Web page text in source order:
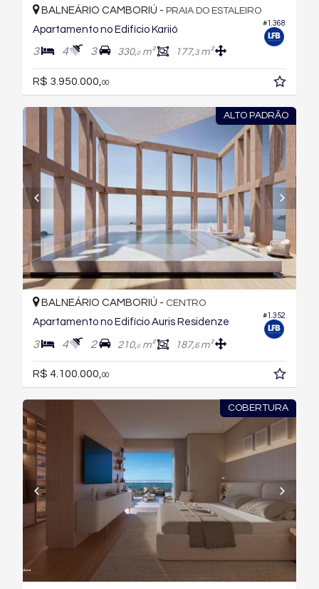
#1.368
BALNEÁRIO CAMBORIÚ - PRAIA DO ESTALEIRO
Apartamento no Edifício Kariió
3 4 3 330,0m² 177,3m²
R$ 3.950.000, 00
ALTO PADRÃO
#1.352
BALNEÁRIO CAMBORIÚ - CENTRO
Apartamento no Edifício Auris Residenze
3 4 2 210,0m² 187,6m²
R$ 4.100.000,00
COBERTURA